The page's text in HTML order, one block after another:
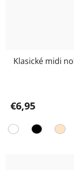
Klasické midi
€6,95